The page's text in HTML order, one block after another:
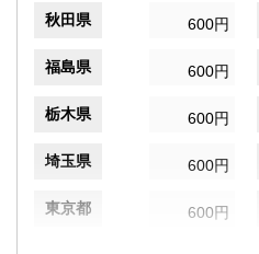
秋田県 600円
福島県 600円
栃木県 600円
埼玉県 600円
東京都 600円